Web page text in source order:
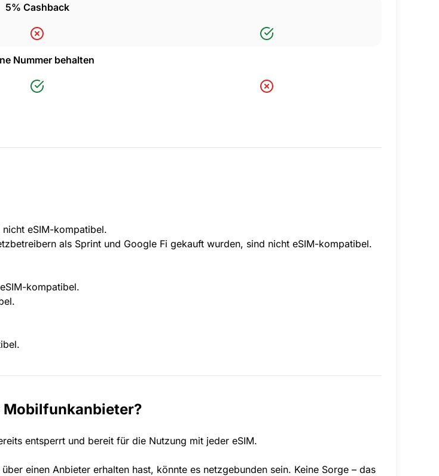
5% Cashback
Nummer behalten
eSIM-kompatibel.
als Sprint und Google Fi gekauft wurden, sind nicht eSIM-kompatibel.
kompatibel.
Mobilfunkanbieter?
entsperrt und bereit für die Nutzung mit jeder eSIM.
einen Anbieter erhalten hast, könnte es netzgebunden sein. Keine Sorge – das